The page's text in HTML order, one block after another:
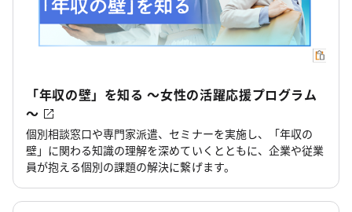
「年収の壁」を知る ～女性の活躍応援プログラム
～
個別相談窓口や専門家派遣、セミナーを実施し、「年収の
壁」に関わる知識の理解を深めていくとともに、企業や従業
員が抱える個別の課題の解決に繋げます。